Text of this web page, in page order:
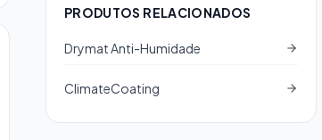
PRODUTOS RELACIONADOS
Drymat Anti-Humidade
ClimateCoating